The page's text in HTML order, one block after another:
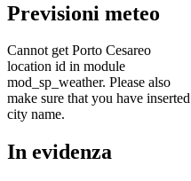
Previsioni meteo
Cannot get Porto Cesareo
location id in module
mod_sp_weather. Please also
make sure that you have inserted
city name.
In evidenza